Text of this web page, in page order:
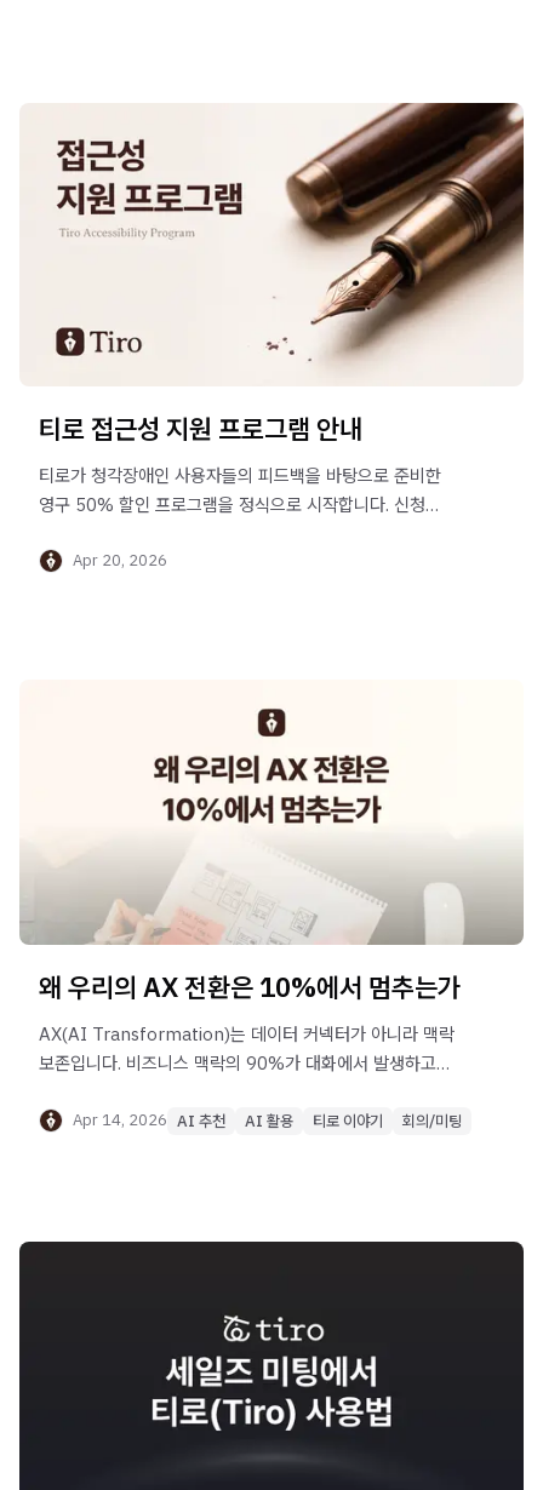
티로 접근성 지원 프로그램 안내
티로가 청각장애인 사용자들의 피드백을 바탕으로 준비한
영구 50% 할인 프로그램을 정식으로 시작합니다. 신청
Apr 20, 2026
왜 우리의 AX 전환은 10%에서 멈추는가
AX(AI Transformation)는 데이터 커넥터가 아니라 맥락
보존입니다. 비즈니스 맥락의 90%가 대화에서 발생하고
10%에서 멈춥니다.
Apr 14, 2026 AI 추천 AI 활용 티로 이야기 회의/미팅